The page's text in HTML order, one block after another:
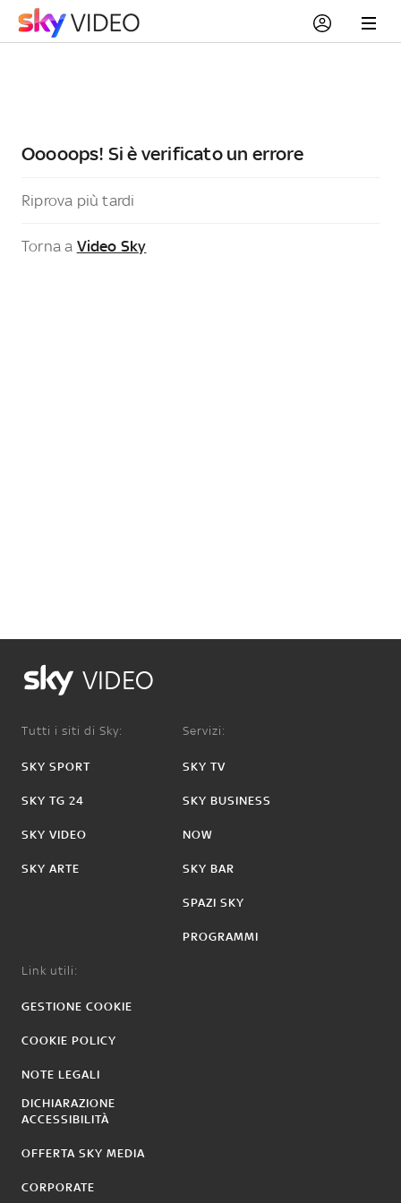
Ooooops! Si è verificato un errore
Riprova più tardi
Torna a Video Sky
VIDEO
Tutti i siti di Sky:
SKY SPORT
SKY TG 24
SKY VIDEO
SKY ARTE
Servizi:
SKY TV
SKY BUSINESS
NOW
SKY BAR
SPAZI SKY
PROGRAMMI
Link utili:
GESTIONE COOKIE
COOKIE POLICY
NOTE LEGALI
DICHIARAZIONE
ACCESSIBILITÀ
OFFERTA SKY MEDIA
CORPORATE